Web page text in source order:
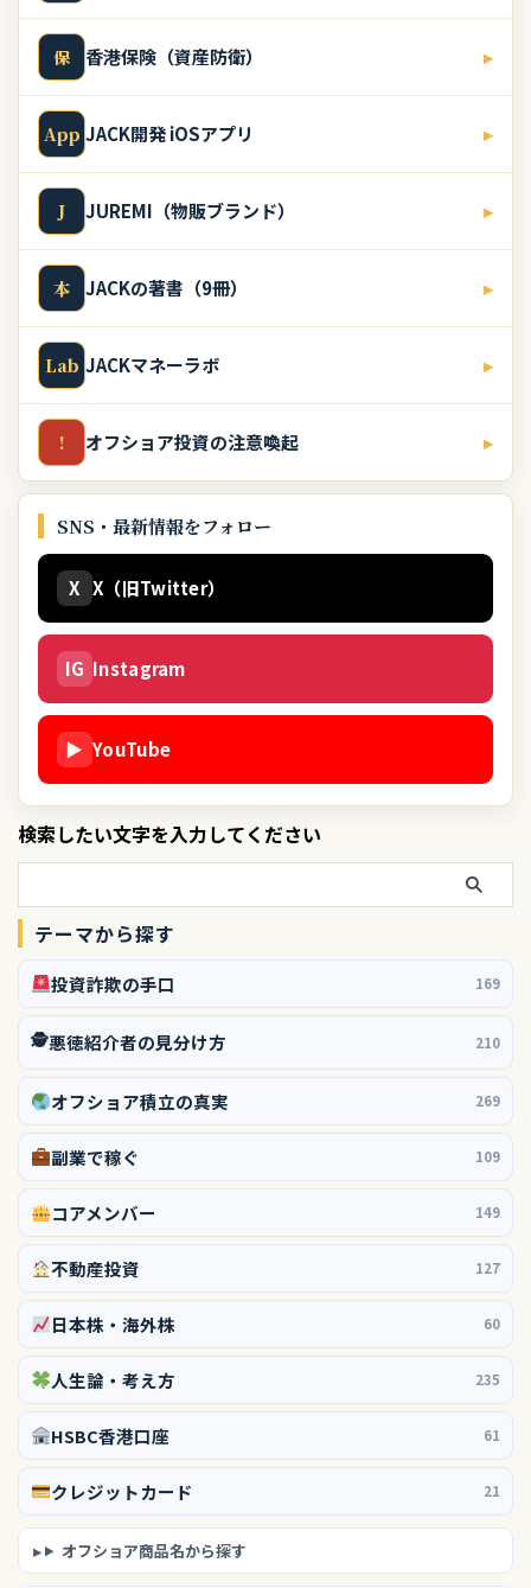
保 香港保険（資産防衛） ▸
App JACK開発 iOSアプリ ▸
J JUREMI（物販ブランド） ▸
本 JACKの著書（9冊） ▸
Lab JACKマネーラボ ▸
! オフショア投資の注意喚起 ▸
SNS・最新情報をフォロー
X X（旧Twitter）
IG Instagram
▶ YouTube
検索したい文字を入力してください
テーマから探す
投資詐欺の手口 169
🕵️悪徳紹介者の見分け方 210
オフショア積立の真実 269
副業で稼ぐ 109
コアメンバー 149
不動産投資 127
日本株・海外株 60
人生論・考え方 235
HSBC香港口座 61
クレジットカード 21
オフショア商品名から探す